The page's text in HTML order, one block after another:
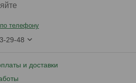
телефону
29-48
и доставки